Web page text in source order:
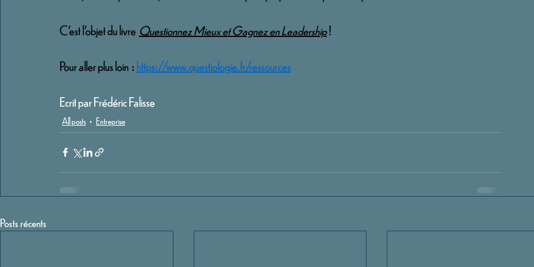
C’est l’objet du livre Questionnez Mieux et Gagnez en Leadership!
Pour aller plus loin  : https://www.questiologie.fr/ressources
Ecrit par Frédéric Falisse
All posts Entreprise
Posts récents